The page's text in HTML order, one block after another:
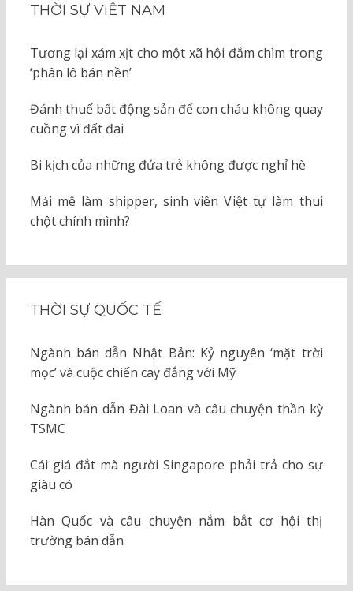
THỜI SỰ VIỆT NAM
Tương lại xám xịt cho một xã hội đắm chìm trong
‘phân lô bán nền’
Đánh thuế bất động sản để con cháu không quay
cuồng vì đất đai
Bi kịch của những đứa trẻ không được nghỉ hè
Mải mê làm shipper, sinh viên Việt tự làm thui
chột chính mình?
THỜI SỰ QUỐC TẾ
Ngành bán dẫn Nhật Bản: Kỷ nguyên ‘mặt trời
mọc’ và cuộc chiến cay đắng với Mỹ
Ngành bán dẫn Đài Loan và câu chuyện thần kỳ
TSMC
Cái giá đắt mà người Singapore phải trả cho sự
giàu có
Hàn Quốc và câu chuyện nắm bắt cơ hội thị
trường bán dẫn